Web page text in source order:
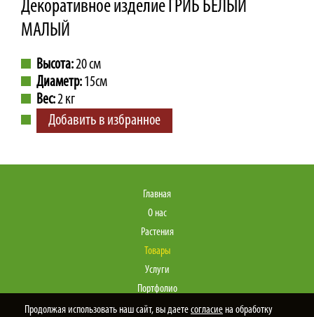
Декоративное изделие ГРИБ БЕЛЫЙ
МАЛЫЙ
Высота:20 см
Диаметр:15см
Вес:2 кг
Добавить в избранное
Главная
О нас
Растения
Товары
Услуги
Портфолио
Статьи
Продолжая использовать наш сайт, вы даетесогласиена обработку